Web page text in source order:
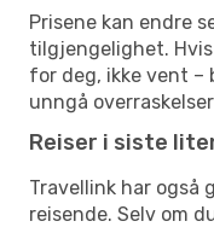
Prisene kan endre
tilgjengelighet.
for deg, ikke vent –
unngå
Reiser i siste
Travellink har også
reisende. Selv om